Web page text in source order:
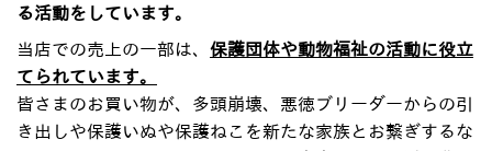
る活動をしています。
当店での売上の一部は、 保護団体や動物福祉の活動に役立
てられています。
皆さまのお買い物が、多頭崩壊、悪徳ブリーダーからの引
き出しや保護いぬや保護ねこを新たな家族とお繋ぎするな